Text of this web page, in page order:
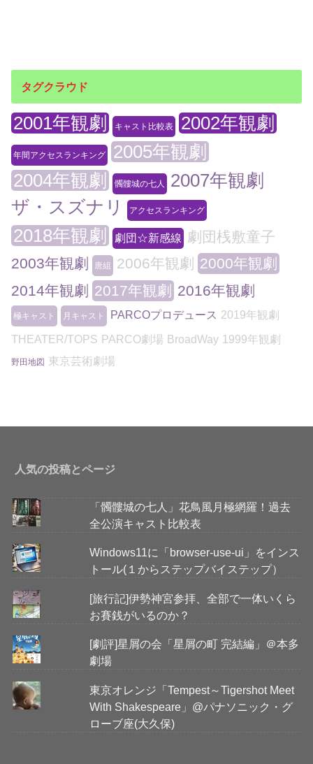
タグクラウド
2001年観劇 キャスト比較表 2002年観劇
年間アクセスランキング
2005年観劇
2004年観劇
髑髏城の七人
2007年観劇
ザ・スズナリ
アクセスランキング
2018年観劇 劇団☆新感線
劇団桟敷童子
2003年観劇
唐組 2006年観劇
2000年観劇
2014年観劇 2017年観劇 2016年観劇
極キャスト 月キャスト PARCOプロデュース 2019年観劇
THEATER/TOPS PARCO劇場 BroadWay 1999年観劇
野田地図 東京芸術劇場
人気の投稿とページ
「髑髏城の七人」花鳥風月極網羅！過去
全公演キャスト比較表
Windows11に「browser-use-ui」をインス
トール(１からステップバイステップ）
[旅行記]伊勢神宮参拝、全部で一体いくら
お賽銭がいるのか？
[劇評]星屑の会「星屑の町 完結編」＠本多
劇場
東京オレンジ「Tempest～Tigershot Meet
With Shakespeare」@パナソニック・グ
ローブ座(大久保)